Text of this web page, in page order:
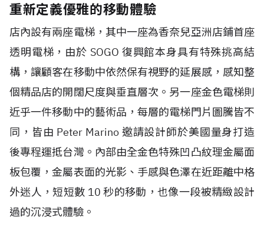
重新定義優雅的移動體驗
店內設有兩座電梯，其中一座為香奈兒亞洲店鋪首座
透明電梯，由於 SOGO 復興館本身具有特殊挑高結
構，讓顧客在移動中依然保有視野的延展感，感知整
個精品店的開闊尺度與垂直層次。另一座金色電梯則
近乎一件移動中的藝術品，每層的電梯門片圖騰皆不
同，皆由 Peter Marino 邀請設計師於美國量身打造
後專程運抵台灣。內部由全金色特殊凹凸紋理金屬面
板包覆，金屬表面的光影、手感與色澤在近距離中格
外迷人，短短數 10 秒的移動，也像一段被精緻設計
過的沉浸式體驗。